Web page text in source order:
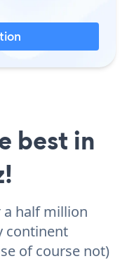
best in
a half million
continent
of course not)